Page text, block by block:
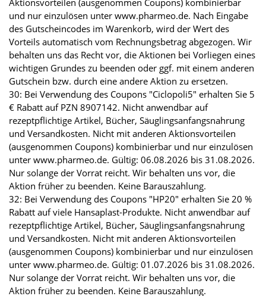
Aktionsvorteilen (ausgenommen Coupons) kombinierbar
und nur einzulösen unter www.pharmeo.de. Nach Eingabe
des Gutscheincodes im Warenkorb, wird der Wert des
Vorteils automatisch vom Rechnungsbetrag abgezogen. Wir
behalten uns das Recht vor, die Aktionen bei Vorliegen eines
wichtigen Grundes zu beenden oder ggf. mit einem anderen
Gutschein bzw. durch eine andere Aktion zu ersetzen.
30: Bei Verwendung des Coupons "Ciclopoli5" erhalten Sie 5
€ Rabatt auf PZN 8907142. Nicht anwendbar auf
rezeptpflichtige Artikel, Bücher, Säuglingsanfangsnahrung
und Versandkosten. Nicht mit anderen Aktionsvorteilen
(ausgenommen Coupons) kombinierbar und nur einzulösen
unter www.pharmeo.de. Gültig: 06.08.2026 bis 31.08.2026.
Nur solange der Vorrat reicht. Wir behalten uns vor, die
Aktion früher zu beenden. Keine Barauszahlung.
32: Bei Verwendung des Coupons "HP20" erhalten Sie 20 %
Rabatt auf viele Hansaplast-Produkte. Nicht anwendbar auf
rezeptpflichtige Artikel, Bücher, Säuglingsanfangsnahrung
und Versandkosten. Nicht mit anderen Aktionsvorteilen
(ausgenommen Coupons) kombinierbar und nur einzulösen
unter www.pharmeo.de. Gültig: 01.07.2026 bis 31.08.2026.
Nur solange der Vorrat reicht. Wir behalten uns vor, die
Aktion früher zu beenden. Keine Barauszahlung.